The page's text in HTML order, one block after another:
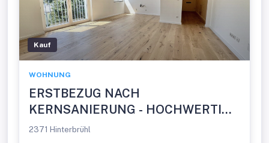
Kauf
WOHNUNG
ERSTBEZUG NACH
KERNSANIERUNG - HOCHWERTIG
& HELL - RUHELAGE MIT
2371 Hinterbrühl